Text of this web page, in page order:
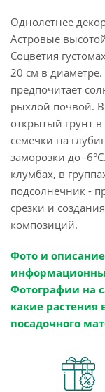
Однолетнее
Астровые
Соцветия
20 см в
предпочитает
рыхлой почвой.
открытый грунт
семечки на
заморозки до -
клумбах, в
подсолнечник -
срезки и
композиций.
Фото и
Фотографии на
какие растения
посадочного